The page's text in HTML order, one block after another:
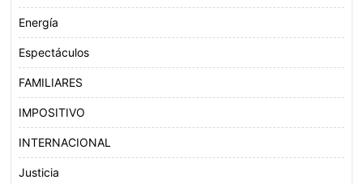
Energía
Espectáculos
FAMILIARES
IMPOSITIVO
INTERNACIONAL
Justicia